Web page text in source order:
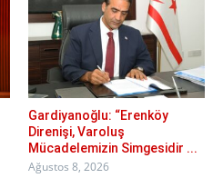
Gardiyanoğlu: “Erenköy
Direnişi, Varoluş
Mücadelemizin Simgesidir ...
Ağustos 8, 2026